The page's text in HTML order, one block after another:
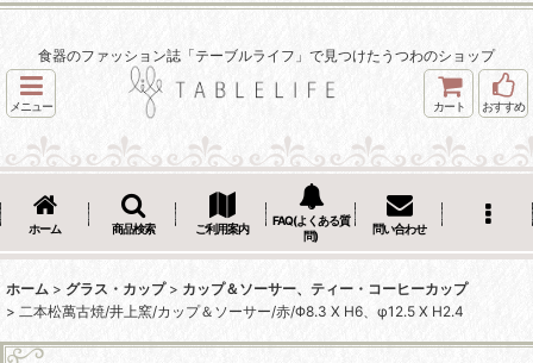
食器のファッション誌「テーブルライフ」で見つけたうつわのショップ
メニュー カート おすすめ
ホーム 商品検索 ご利用案内
FAQ(よくある質
問)
問い合わせ
ホーム > グラス・カップ > カップ＆ソーサー、ティー・コーヒーカップ
> 二本松萬古焼/井上窯/カップ＆ソーサー/赤/Φ8.3 X H6、φ12.5 X H2.4